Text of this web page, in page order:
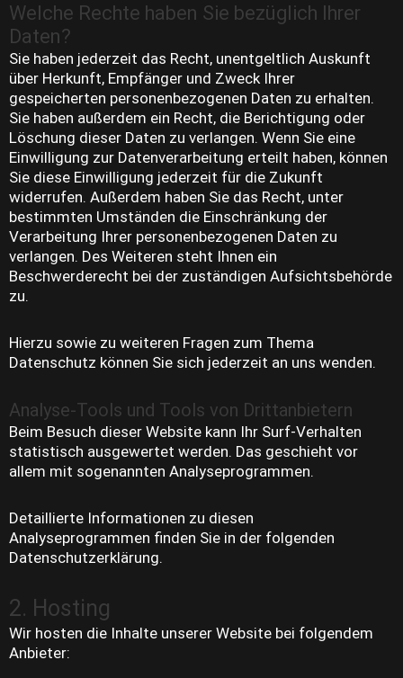
Welche Rechte haben Sie bezüglich Ihrer
Daten?
Sie haben jederzeit das Recht, unentgeltlich Auskunft
über Herkunft, Empfänger und Zweck Ihrer
gespeicherten personenbezogenen Daten zu erhalten.
Sie haben außerdem ein Recht, die Berichtigung oder
Löschung dieser Daten zu verlangen. Wenn Sie eine
Einwilligung zur Datenverarbeitung erteilt haben, können
Sie diese Einwilligung jederzeit für die Zukunft
widerrufen. Außerdem haben Sie das Recht, unter
bestimmten Umständen die Einschränkung der
Verarbeitung Ihrer personenbezogenen Daten zu
verlangen. Des Weiteren steht Ihnen ein
Beschwerderecht bei der zuständigen Aufsichtsbehörde
zu.
Hierzu sowie zu weiteren Fragen zum Thema
Datenschutz können Sie sich jederzeit an uns wenden.
Analyse-Tools und Tools von Dritt­anbietern
Beim Besuch dieser Website kann Ihr Surf-Verhalten
statistisch ausgewertet werden. Das geschieht vor
allem mit sogenannten Analyseprogrammen.
Detaillierte Informationen zu diesen
Analyseprogrammen finden Sie in der folgenden
Datenschutzerklärung.
2. Hosting
Wir hosten die Inhalte unserer Website bei folgendem
Anbieter: